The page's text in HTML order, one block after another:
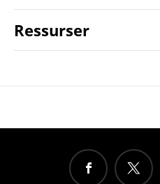
Ressurser